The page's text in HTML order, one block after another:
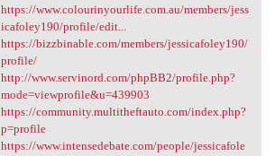
https://www.colourinyourlife.com.au/members/jess
icafoley190/profile/edit...
https://bizzbinable.com/members/jessicafoley190/
profile/
http://www.servinord.com/phpBB2/profile.php?
mode=viewprofile&u=439903
https://community.multitheftauto.com/index.php?
p=profile
https://www.intensedebate.com/people/jessicafole